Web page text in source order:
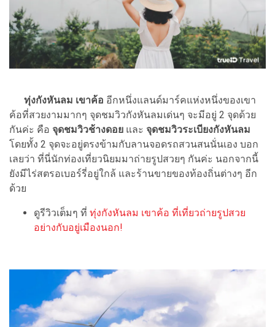
ทุ่งกังหันลม เขาค้อ อีกหนึ่งแลนด์มาร์คแห่งหนึ่งของเขา
ค้อที่สวยงามมากๆ จุดชมวิวกังหันลมเด่นๆ จะมีอยู่ 2 จุดด้วย
กันค่ะ คือ จุดชมวิวช้างดอย และ จุดชมวิวระเบียงกังหันลม
โดยทั้ง 2 จุดจะอยู่ตรงข้ามกับลานจอดรถสวนสนนั่นเอง บอก
เลยว่า ที่นี่นักท่องเที่ยวนิยมมาถ่ายรูปสวยๆ กันค่ะ นอกจากนี้
ยังมีไร่สตรอเบอร์รี่อยู่ใกล้ และร้านขายของท้องถิ่นต่างๆ อีก
ด้วย
ดูรีวิวเต็มๆ ที่ ทุ่งกังหันลม เขาค้อ ที่เที่ยวถ่ายรูปสวย
อย่างกับอยู่เมืองนอก!